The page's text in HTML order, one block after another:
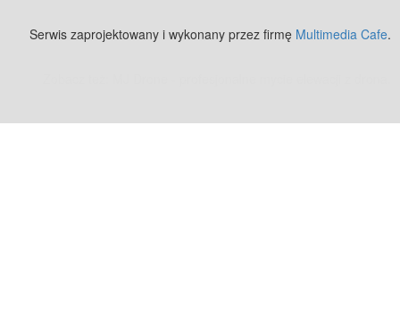
Serwis zaprojektowany i wykonany przez firmę Multimedia Cafe.